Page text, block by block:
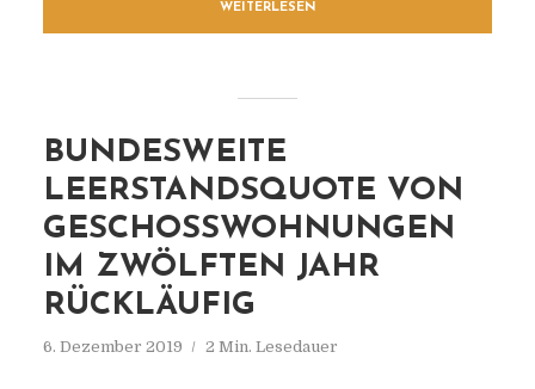
WEITERLESEN
BUNDESWEITE
LEERSTANDSQUOTE VON
GESCHOSSWOHNUNGEN
IM ZWÖLFTEN JAHR
RÜCKLÄUFIG
6. Dezember 2019 2 Min. Lesedauer